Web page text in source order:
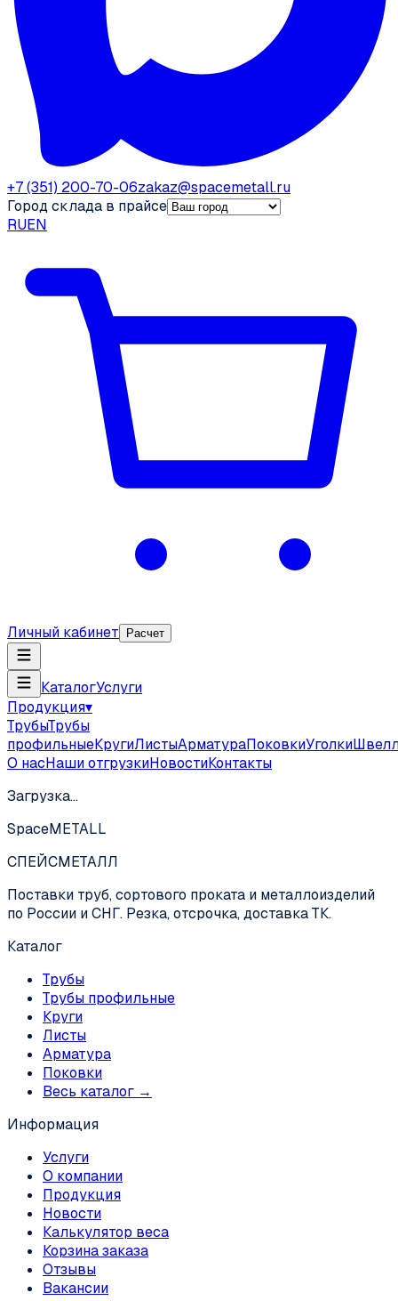
+7 (351) 200-70-06zakaz@spacemetall.ru
Город склада в прайсе
RUEN
Личный кабинет Расчет
КаталогУслуги
Продукция▾
ТрубыТрубы
профильныеКругиЛистыАрматураПоковкиУголки
О насНаши отгрузкиНовостиКонтакты
Загрузка…
SpaceMETALL
СПЕЙСМЕТАЛЛ
Поставки труб, сортового проката и металлоизделий
по России и СНГ. Резка, отсрочка, доставка ТК.
Каталог
Трубы
Трубы профильные
Круги
Листы
Арматура
Поковки
Весь каталог →
Информация
Услуги
О компании
Продукция
Новости
Калькулятор веса
Корзина заказа
Отзывы
Вакансии